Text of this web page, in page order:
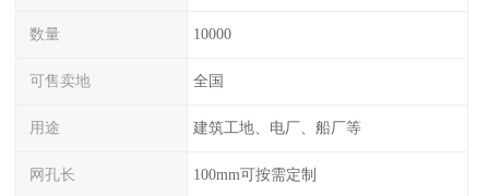
数量 10000
可售卖地 全国
用途 建筑工地、电厂、船厂等
网孔长 100mm可按需定制